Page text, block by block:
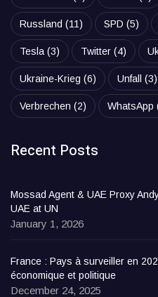
Russland (11) SPD (5)
Tesla (3) Twitter (4)
Ukraine-Krieg (6) Unfall (3)
Verbrechen (2) WhatsApp
Recent Posts
Mossad Agent & UAE Proxy
UAE at UN
January 1, 2026
France : Pays à surveiller en
économique et politique
December 24, 2025